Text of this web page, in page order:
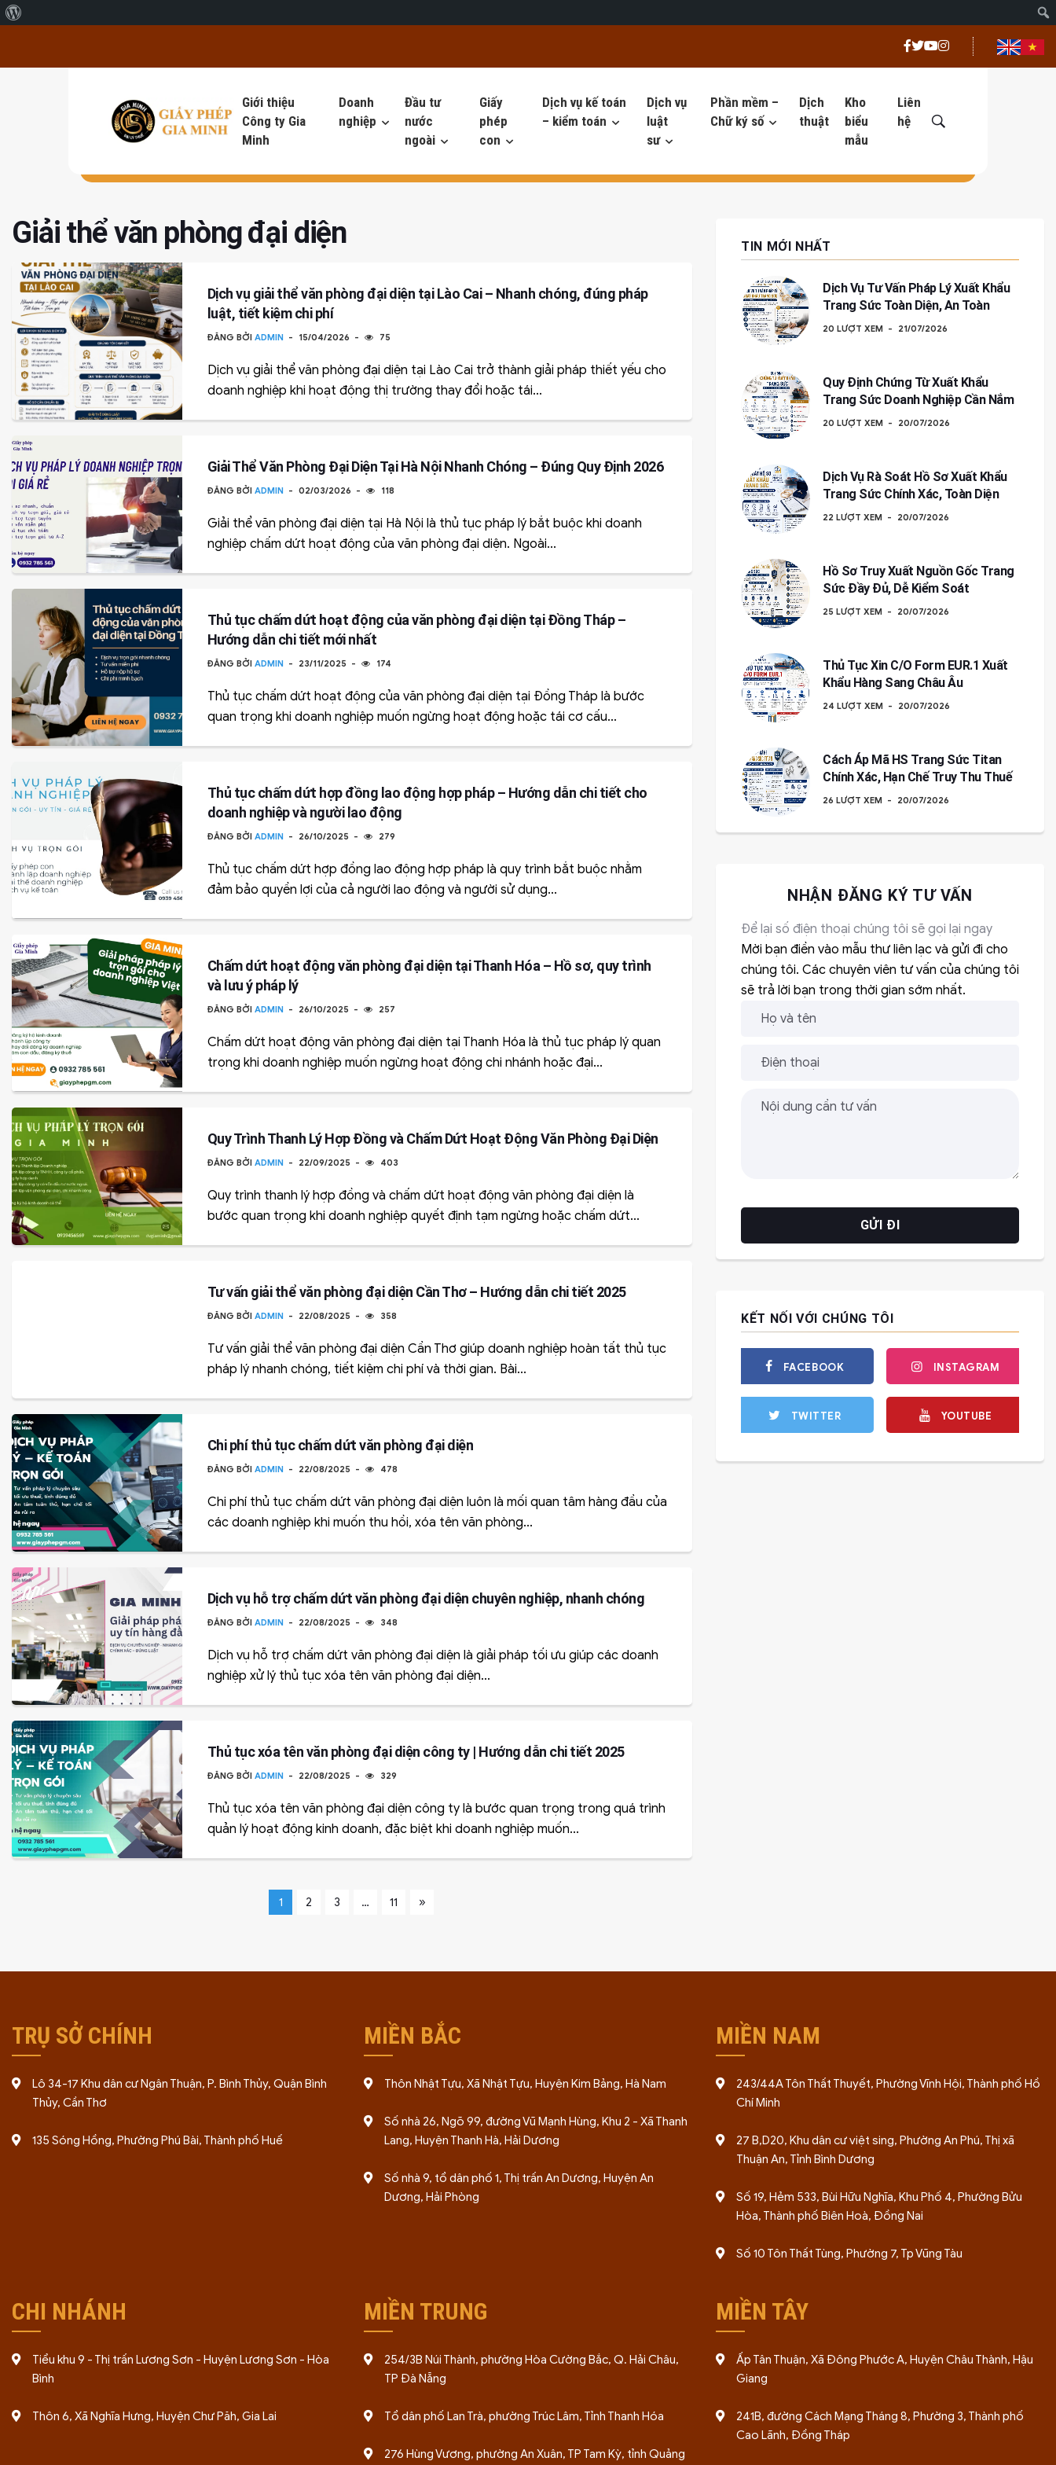
Giới thiệu
Công ty Gia
Minh
Doanh
nghiệp
Đầu tư
nước
ngoài
Giấy
phép
con
Dịch vụ kế toán
– kiểm toán
Dịch vụ
luật
sư
Phần mềm –
Chữ ký số
Dịch
thuật
Kho
biểu
mẫu
Liên
hệ
Giải thể văn phòng đại diện
Dịch vụ giải thể văn phòng đại diện tại Lào Cai – Nhanh chóng, đúng pháp
luật, tiết kiệm chi phí
ĐĂNG BỞI ADMIN 15/04/2026 75
Dịch vụ giải thể văn phòng đại diện tại Lào Cai trở thành giải pháp thiết yếu cho
doanh nghiệp khi hoạt động thị trường thay đổi hoặc tái...
Giải Thể Văn Phòng Đại Diện Tại Hà Nội Nhanh Chóng – Đúng Quy Định 2026
ĐĂNG BỞI ADMIN 02/03/2026 118
Giải thể văn phòng đại diện tại Hà Nội là thủ tục pháp lý bắt buộc khi doanh
nghiệp chấm dứt hoạt động của văn phòng đại diện. Ngoài...
Thủ tục chấm dứt hoạt động của văn phòng đại diện tại Đồng Tháp –
Hướng dẫn chi tiết mới nhất
ĐĂNG BỞI ADMIN 23/11/2025 174
Thủ tục chấm dứt hoạt động của văn phòng đại diện tại Đồng Tháp là bước
quan trọng khi doanh nghiệp muốn ngừng hoạt động hoặc tái cơ cấu...
Thủ tục chấm dứt hợp đồng lao động hợp pháp – Hướng dẫn chi tiết cho
doanh nghiệp và người lao động
ĐĂNG BỞI ADMIN 26/10/2025 279
Thủ tục chấm dứt hợp đồng lao động hợp pháp là quy trình bắt buộc nhằm
đảm bảo quyền lợi của cả người lao động và người sử dụng...
Chấm dứt hoạt động văn phòng đại diện tại Thanh Hóa – Hồ sơ, quy trình
và lưu ý pháp lý
ĐĂNG BỞI ADMIN 26/10/2025 257
Chấm dứt hoạt động văn phòng đại diện tại Thanh Hóa là thủ tục pháp lý quan
trọng khi doanh nghiệp muốn ngừng hoạt động chi nhánh hoặc đại...
Quy Trình Thanh Lý Hợp Đồng và Chấm Dứt Hoạt Động Văn Phòng Đại Diện
ĐĂNG BỞI ADMIN 22/09/2025 403
Quy trình thanh lý hợp đồng và chấm dứt hoạt động văn phòng đại diện là
bước quan trọng khi doanh nghiệp quyết định tạm ngừng hoặc chấm dứt...
Tư vấn giải thể văn phòng đại diện Cần Thơ – Hướng dẫn chi tiết 2025
ĐĂNG BỞI ADMIN 22/08/2025 358
Tư vấn giải thể văn phòng đại diện Cần Thơ giúp doanh nghiệp hoàn tất thủ tục
pháp lý nhanh chóng, tiết kiệm chi phí và thời gian. Bài...
Chi phí thủ tục chấm dứt văn phòng đại diện
ĐĂNG BỞI ADMIN 22/08/2025 478
Chi phí thủ tục chấm dứt văn phòng đại diện luôn là mối quan tâm hàng đầu của
các doanh nghiệp khi muốn thu hồi, xóa tên văn phòng...
Dịch vụ hỗ trợ chấm dứt văn phòng đại diện chuyên nghiệp, nhanh chóng
ĐĂNG BỞI ADMIN 22/08/2025 348
Dịch vụ hỗ trợ chấm dứt văn phòng đại diện là giải pháp tối ưu giúp các doanh
nghiệp xử lý thủ tục xóa tên văn phòng đại diện...
Thủ tục xóa tên văn phòng đại diện công ty | Hướng dẫn chi tiết 2025
ĐĂNG BỞI ADMIN 22/08/2025 329
Thủ tục xóa tên văn phòng đại diện công ty là bước quan trọng trong quá trình
quản lý hoạt động kinh doanh, đặc biệt khi doanh nghiệp muốn...
1 2 3 … 11 »
TIN MỚI NHẤT
Dịch Vụ Tư Vấn Pháp Lý Xuất Khẩu
Trang Sức Toàn Diện, An Toàn
20 LƯỢT XEM 21/07/2026
Quy Định Chứng Từ Xuất Khẩu
Trang Sức Doanh Nghiệp Cần Nắm
20 LƯỢT XEM 20/07/2026
Dịch Vụ Rà Soát Hồ Sơ Xuất Khẩu
Trang Sức Chính Xác, Toàn Diện
22 LƯỢT XEM 20/07/2026
Hồ Sơ Truy Xuất Nguồn Gốc Trang
Sức Đầy Đủ, Dễ Kiểm Soát
25 LƯỢT XEM 20/07/2026
Thủ Tục Xin C/O Form EUR.1 Xuất
Khẩu Hàng Sang Châu Âu
24 LƯỢT XEM 20/07/2026
Cách Áp Mã HS Trang Sức Titan
Chính Xác, Hạn Chế Truy Thu Thuế
26 LƯỢT XEM 20/07/2026
NHẬN ĐĂNG KÝ TƯ VẤN
Để lại số điện thoại chúng tôi sẽ gọi lại ngay
Mời bạn điền vào mẫu thư liên lạc và gửi đi cho
chúng tôi. Các chuyên viên tư vấn của chúng tôi
sẽ trả lời bạn trong thời gian sớm nhất.
KẾT NỐI VỚI CHÚNG TÔI
FACEBOOK
TWITTER
INSTAGRAM
YOUTUBE
TRỤ SỞ CHÍNH
Lô 34-17 Khu dân cư Ngân Thuận, P. Bình Thủy, Quận Bình
Thủy, Cần Thơ
135 Sóng Hồng, Phường Phú Bài, Thành phố Huế
MIỀN BẮC
Thôn Nhật Tựu, Xã Nhật Tựu, Huyện Kim Bảng, Hà Nam
Số nhà 26, Ngõ 99, đường Vũ Mạnh Hùng, Khu 2 - Xã Thanh
Lang, Huyện Thanh Hà, Hải Dương
Số nhà 9, tổ dân phố 1, Thị trấn An Dương, Huyện An
Dương, Hải Phòng
MIỀN NAM
243/44A Tôn Thất Thuyết, Phường Vĩnh Hội, Thành phố Hồ
Chí Minh
27 B,D20, Khu dân cư việt sing, Phường An Phú, Thị xã
Thuận An, Tỉnh Bình Dương
Số 19, Hẻm 533, Bùi Hữu Nghĩa, Khu Phố 4, Phường Bửu
Hòa, Thành phố Biên Hoà, Đồng Nai
Số 10 Tôn Thất Tùng, Phường 7, Tp Vũng Tàu
CHI NHÁNH
Tiểu khu 9 - Thị trấn Lương Sơn - Huyện Lương Sơn - Hòa
Bình
Thôn 6, Xã Nghĩa Hưng, Huyện Chư Păh, Gia Lai
MIỀN TRUNG
254/3B Núi Thành, phường Hòa Cường Bắc, Q. Hải Châu,
TP Đà Nẵng
Tổ dân phố Lan Trà, phường Trúc Lâm, Tỉnh Thanh Hóa
276 Hùng Vương, phường An Xuân, TP Tam Kỳ, tỉnh Quảng
MIỀN TÂY
Ấp Tân Thuận, Xã Đông Phước A, Huyện Châu Thành, Hậu
Giang
241B, đường Cách Mạng Tháng 8, Phường 3, Thành phố
Cao Lãnh, Đồng Tháp